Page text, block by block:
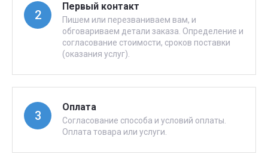
2
Первый контакт
Пишем или перезваниваем вам, и
обговариваем детали заказа. Определение и
согласование стоимости, сроков поставки
(оказания услуг).
3
Оплата
Согласование способа и условий оплаты.
Оплата товара или услуги.